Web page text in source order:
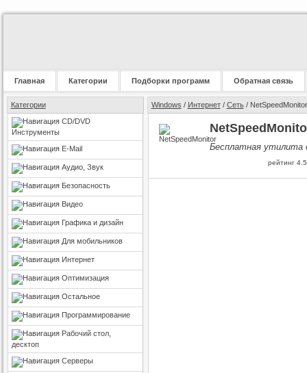
Главная Категории Подборки программ Обратная связь
Категории
CD/DVD
Инструменты
E-Mail
Аудио, Звук
Безопасность
Видео
Графика и дизайн
Для мобильников
Интернет
Оптимизация
Остальное
Программирование
Рабочий стол,
десктоп
Серверы
Windows / Интернет/ Сеть/ NetSpeedMonitor
Бесплатная утилита
рейтинг 4.5